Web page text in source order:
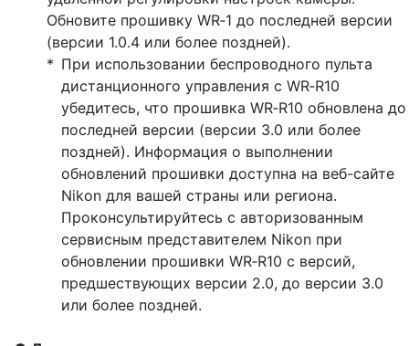
Обновите прошивку WR‑1 до последней версии
(версии 1.0.4 или более поздней).
При использовании беспроводного пульта
дистанционного управления с WR‑R10
убедитесь, что прошивка WR‑R10 обновлена до
последней версии (версии 3.0 или более
поздней). Информация о выполнении
обновлений прошивки доступна на веб-сайте
Nikon для вашей страны или региона.
Проконсультируйтесь с авторизованным
сервисным представителем Nikon при
обновлении прошивки WR‑R10 с версий,
предшествующих версии 2.0, до версии 3.0
или более поздней.